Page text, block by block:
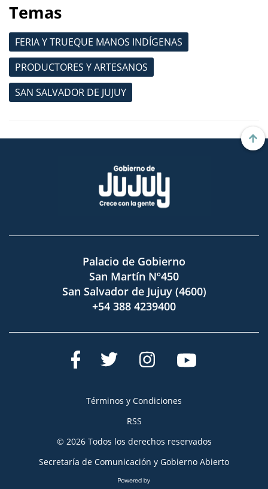
Temas
FERIA Y TRUEQUE MANOS INDÍGENAS
PRODUCTORES Y ARTESANOS
SAN SALVADOR DE JUJUY
Palacio de Gobierno
San Martín Nº450
San Salvador de Jujuy (4600)
+54 388 4239400
Términos y Condiciones
RSS
© 2026 Todos los derechos reservados
Secretaría de Comunicación y Gobierno Abierto